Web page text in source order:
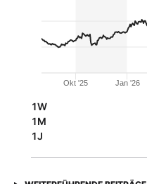
Okt '25 Jan '26
1W
1M
1J